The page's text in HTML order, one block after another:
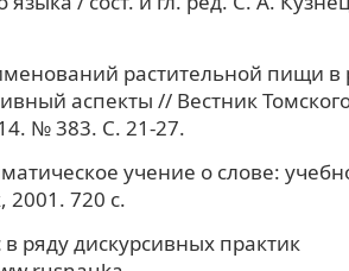
растительной пищи в
аспекты // Вестник
№ 383. С. 21-27.
учение о слове:
2001. 720 с.
ряду дискурсивных практик